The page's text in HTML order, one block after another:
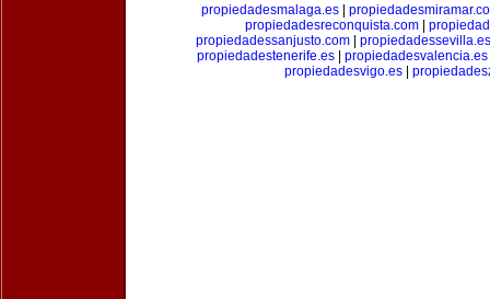
propiedadesmalaga.es|
propiedadesreconquista.com
propiedadessanjusto.com| propiedadessevilla.es
propiedadestenerife.es| propiedadesvalencia.es
propiedadesvigo.es|